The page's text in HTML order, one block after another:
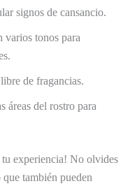
signos de cansancio.
varios tonos para
de fragancias.
áreas del rostro para
tu experiencia! No olvides
también pueden